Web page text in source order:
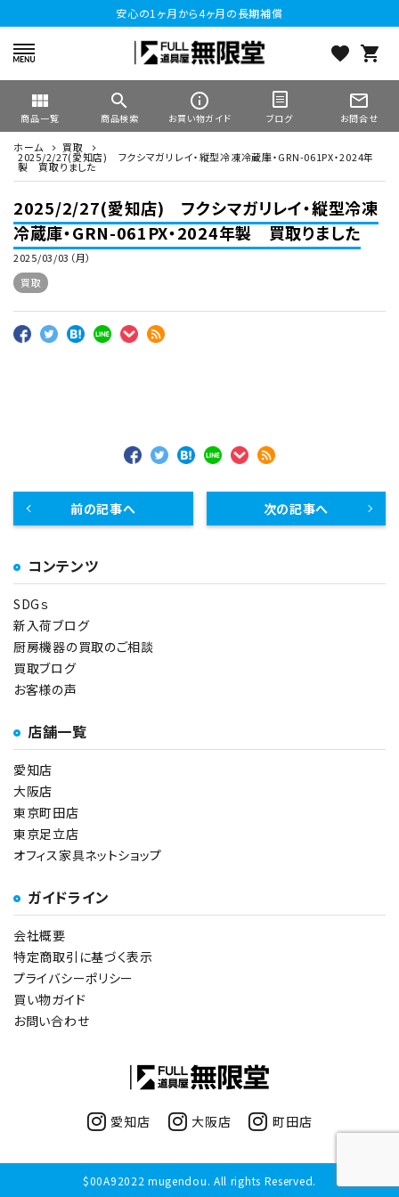
安心の1ヶ月から4ヶ月の長期補償
favorite shopping_cart
view_module
商品一覧
search
商品検索
info_outline
お買い物ガイド ブログ
mail_outline
お問合せ
ホーム 買取
2025/2/27(愛知店) フクシマガリレイ・縦型冷凍冷蔵庫・GRN-061PX・2024年
製 買取りました
2025/2/27(愛知店) フクシマガリレイ・縦型冷凍
冷蔵庫・GRN-061PX・2024年製 買取りました
2025/03/03（月）
買取
前の記事へ 次の記事へ
コンテンツ
SDGｓ
新入荷ブログ
厨房機器の買取のご相談
買取ブログ
お客様の声
店舗一覧
愛知店
大阪店
東京町田店
東京足立店
オフィス家具ネットショップ
ガイドライン
会社概要
特定商取引に基づく表示
プライバシーポリシー
買い物ガイド
お問い合わせ
愛知店 大阪店 町田店
$00A92022 mugendou. All rights Reserved.